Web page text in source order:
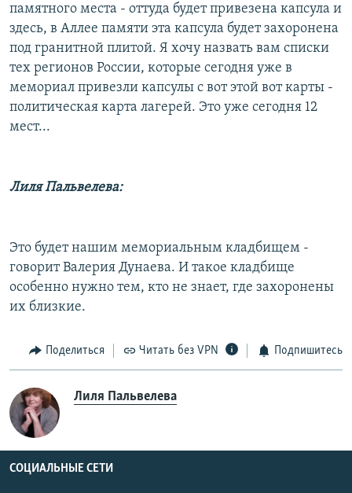
памятного места - оттуда будет привезена капсула и
здесь, в Аллее памяти эта капсула будет захоронена
под гранитной плитой. Я хочу назвать вам списки
тех регионов России, которые сегодня уже в
мемориал привезли капсулы с вот этой вот карты -
политическая карта лагерей. Это уже сегодня 12
мест...
Лиля Пальвелева:
Это будет нашим мемориальным кладбищем -
говорит Валерия Дунаева. И такое кладбище
особенно нужно тем, кто не знает, где захоронены
их близкие.
Поделиться Читать без VPN Подпишитесь
Лиля Пальвелева
СОЦИАЛЬНЫЕ СЕТИ